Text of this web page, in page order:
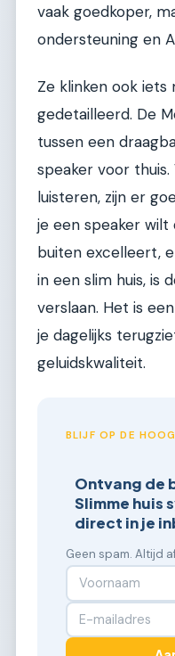
vaak goedkoper,
ondersteuning en
Ze klinken ook iets
gedetailleerd. De
tussen een
speaker voor
luisteren, zijn er
je een speaker wilt
buiten excelleert,
in een slim huis, is
verslaan. Het is
je dagelijks
geluidskwaliteit.
BLIJF OP DE
Ontvang de
Slimme huis
direct in je
Geen spam. Altijd